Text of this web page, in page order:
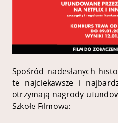
Spośród nadesłanych
te najciekawsze i
otrzymają nagrody
Szkołę Filmową: